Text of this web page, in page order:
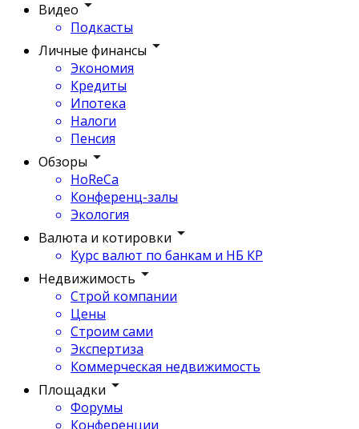
Видео
Подкасты
Личные финансы
Экономия
Кредиты
Ипотека
Налоги
Пенсия
Обзоры
HoReCa
Конференц-залы
Экология
Валюта и котировки
Курс валют по банкам и НБ КР
Недвижимость
Строй компании
Цены
Строим сами
Экспертиза
Коммерческая недвижимость
Площадки
Форумы
Конференции